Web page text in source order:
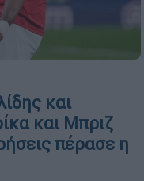
και
και Μπριζ
πέρασε η